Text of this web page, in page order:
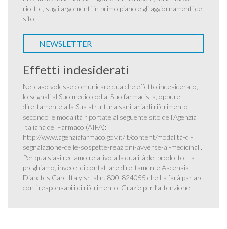
ricette, sugli argomenti in primo piano e gli aggiornamenti del
sito.
NEWSLETTER
Effetti indesiderati
Nel caso volesse comunicare qualche effetto indesiderato,
lo segnali al Suo medico od al Suo farmacista, oppure
direttamente alla Sua struttura sanitaria di riferimento
secondo le modalità riportate al seguente sito dell’Agenzia
Italiana del Farmaco (AIFA):
http://www.agenziafarmaco.gov.it/it/content/modalità-di-
segnalazione-delle-sospette-reazioni-avverse-ai-medicinali.
Per qualsiasi reclamo relativo alla qualità del prodotto, La
preghiamo, invece, di contattare direttamente Ascensia
Diabetes Care Italy srl al n. 800-824055 che La farà parlare
con i responsabili di riferimento. Grazie per l’attenzione.